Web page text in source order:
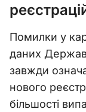
Помилки у
даних
завжди
нового
більшості